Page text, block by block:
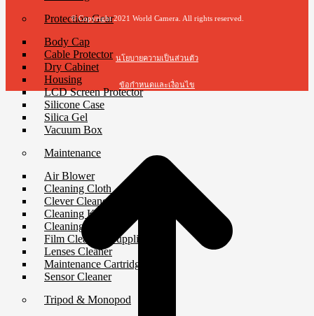
Protection Gear
Body Cap
Cable Protector
Dry Cabinet
Housing
LCD Screen Protector
Silicone Case
Silica Gel
Vacuum Box
Maintenance
Air Blower
Cleaning Cloth
Clever Cleaner
Cleaning Kits
Cleaning Paper
Film Cleaning Supplies
Lenses Cleaner
Maintenance Cartridge
Sensor Cleaner
Tripod & Monopod
© Copyright 2021 World Camera. All rights reserved.
นโยบายความเป็นส่วนตัว
ข้อกำหนดและเงื่อนไข